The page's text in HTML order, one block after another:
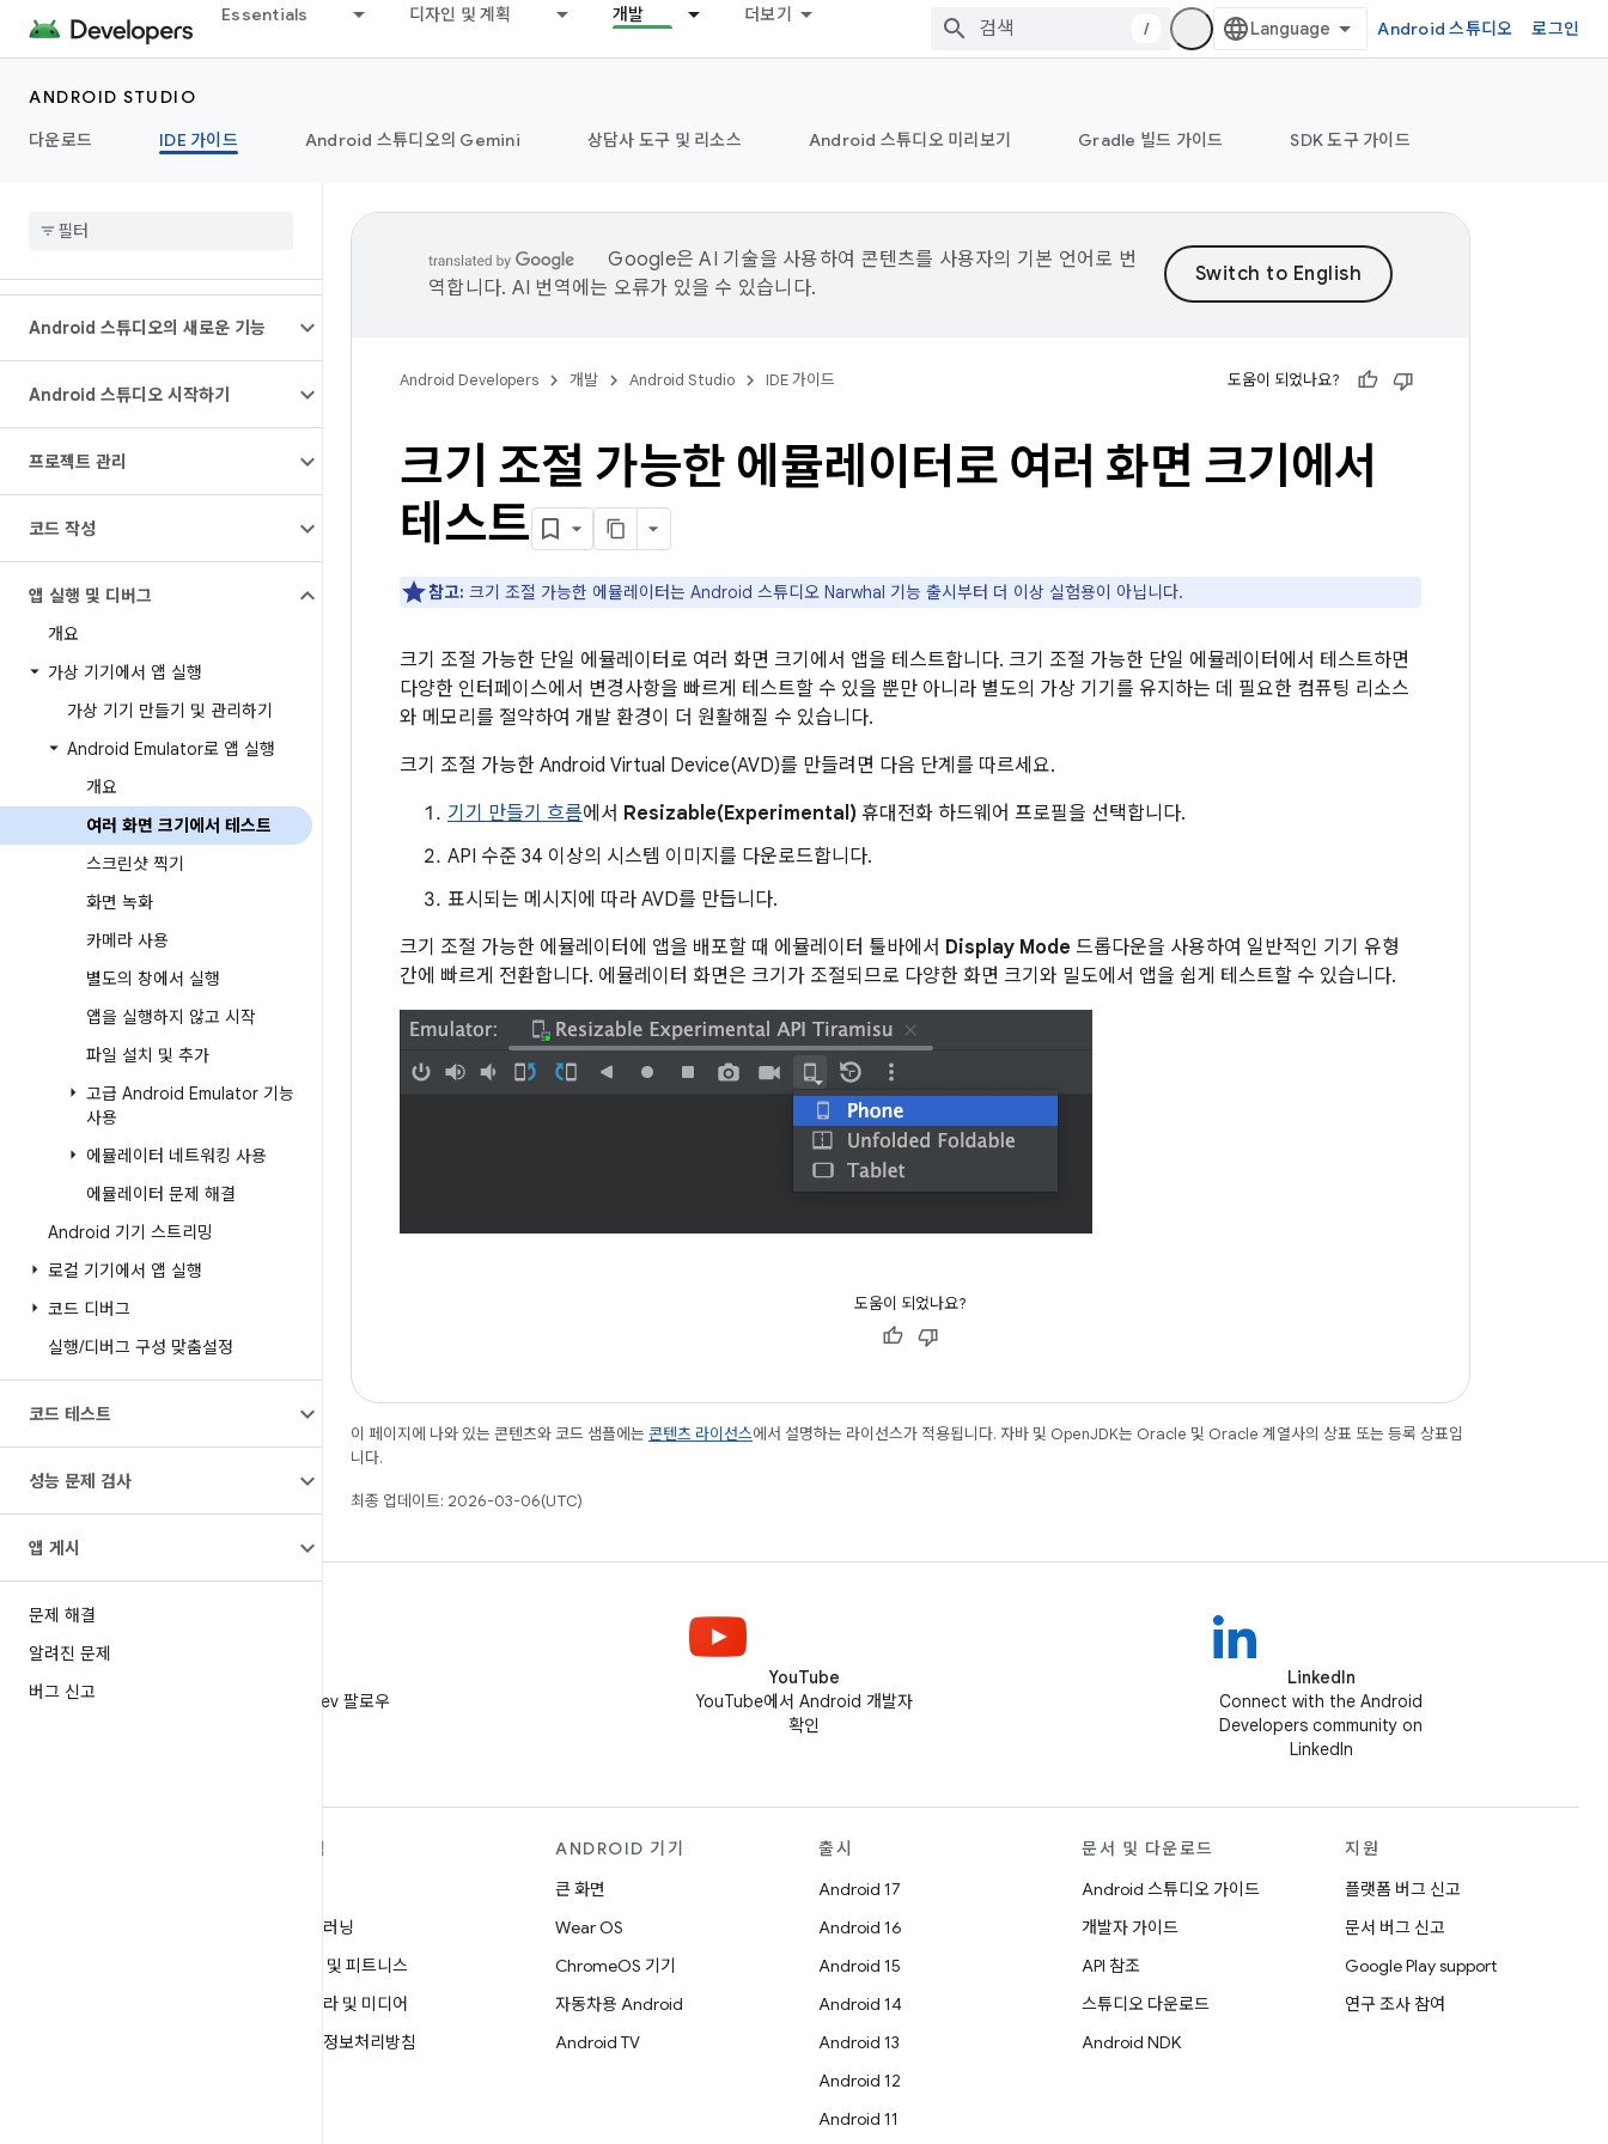
Essentials 디자인 및 계획 개발 더보기
/ Android 스튜디오 로그인
ANDROID STUDIO
다운로드
IDE 가이드 Android 스튜디오의 Gemini 상담사 도구 및 리소스 Android 스튜디오 미리보기 Gradle 빌드 가이드 SDK 도구 가이드
Android 스튜디오의 새로운 기능
Android 스튜디오 시작하기
프로젝트 관리
코드 작성
앱 실행 및 디버그
개요
가상 기기에서 앱 실행
가상 기기 만들기 및 관리하기
Android Emulator로 앱 실행
개요
여러 화면 크기에서 테스트
스크린샷 찍기
화면 녹화
카메라 사용
별도의 창에서 실행
앱을 실행하지 않고 시작
파일 설치 및 추가
고급 Android Emulator 기능
사용
에뮬레이터 네트워킹 사용
에뮬레이터 문제 해결
Android 기기 스트리밍
로컬 기기에서 앱 실행
코드 디버그
실행/디버그 구성 맞춤설정
코드 테스트
성능 문제 검사
앱 게시
문제 해결
알려진 문제
버그 신고
Google은 AI 기술을 사용하여 콘텐츠를 사용자의 기본 언어로 번
역합니다. AI 번역에는 오류가 있을 수 있습니다.
Android Developers 개발 Android Studio IDE 가이드 도움이 되었나요?
크기 조절 가능한 에뮬레이터로 여러 화면 크기에서
테스트
참고: 크기 조절 가능한 에뮬레이터는 Android 스튜디오 Narwhal 기능 출시부터 더 이상 실험용이 아닙니다.
크기 조절 가능한 단일 에뮬레이터로 여러 화면 크기에서 앱을 테스트합니다. 크기 조절 가능한 단일 에뮬레이터에서 테스트하면
다양한 인터페이스에서 변경사항을 빠르게 테스트할 수 있을 뿐만 아니라 별도의 가상 기기를 유지하는 데 필요한 컴퓨팅 리소스
와 메모리를 절약하여 개발 환경이 더 원활해질 수 있습니다.
크기 조절 가능한 Android Virtual Device(AVD)를 만들려면 다음 단계를 따르세요.
기기 만들기 흐름에서 Resizable(Experimental) 휴대전화 하드웨어 프로필을 선택합니다.
API 수준 34 이상의 시스템 이미지를 다운로드합니다.
표시되는 메시지에 따라 AVD를 만듭니다.
크기 조절 가능한 에뮬레이터에 앱을 배포할 때 에뮬레이터 툴바에서 Display Mode 드롭다운을 사용하여 일반적인 기기 유형
간에 빠르게 전환합니다. 에뮬레이터 화면은 크기가 조절되므로 다양한 화면 크기와 밀도에서 앱을 쉽게 테스트할 수 있습니다.
도움이 되었나요?
이 페이지에 나와 있는 콘텐츠와 코드 샘플에는 콘텐츠 라이선스에서 설명하는 라이선스가 적용됩니다. 자바 및 OpenJDK는 Oracle 및 Oracle 계열사의 상표 또는 등록 상표입
니다.
최종 업데이트: 2026-03-06(UTC)
X에서 @AndroidDev 팔로우
YouTube
YouTube에서 Android 개발자
확인
LinkedIn
Connect with the Android
Developers community on
LinkedIn
탐색
머신러닝
건강 및 피트니스
카메라 및 미디어
개인정보처리방침
ANDROID 기기
큰 화면
Wear OS
ChromeOS 기기
자동차용 Android
Android TV
출시
Android 17
Android 16
Android 15
Android 14
Android 13
Android 12
Android 11
문서 및 다운로드
Android 스튜디오 가이드
개발자 가이드
API 참조
스튜디오 다운로드
Android NDK
지원
플랫폼 버그 신고
문서 버그 신고
Google Play support
연구 조사 참여